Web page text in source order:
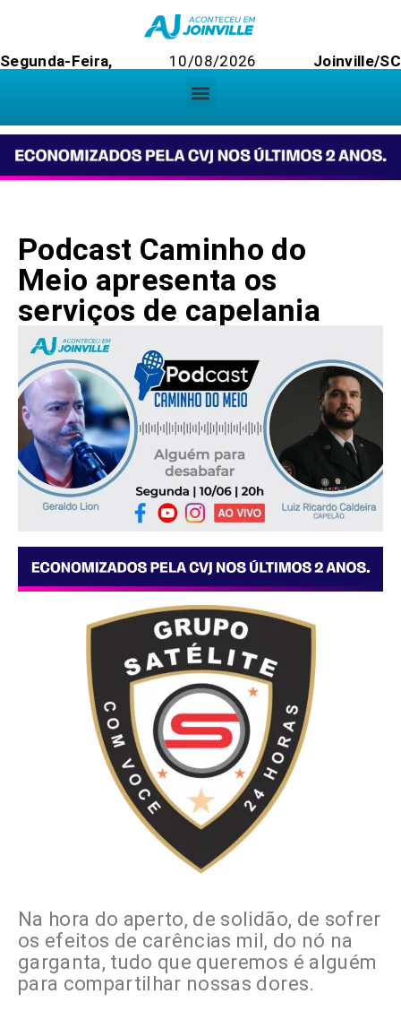
Segunda-Feira, 10/08/2026 Joinville/SC
Podcast Caminho do
Meio apresenta os
serviços de capelania
Na hora do aperto, de solidão, de sofrer
os efeitos de carências mil, do nó na
garganta, tudo que queremos é alguém
para compartilhar nossas dores.